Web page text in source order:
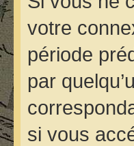
votre
période
par
si vous